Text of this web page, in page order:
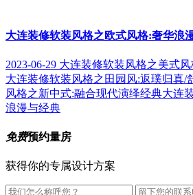
大连装修软装风格之欧式风格:奢华浪
2023-06-29 大连装修软装风格之美式
大连装修软装风格之田园风:返璞归真/
风格之新中式:融合现代演绎经典大连
浪漫与经典
免费预约量房
获得你的专属设计方案